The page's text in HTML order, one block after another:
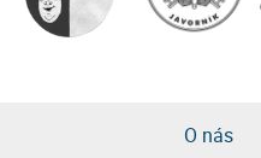
O nás